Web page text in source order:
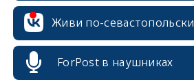
Живи по-севастопольски
ForPost в наушниках